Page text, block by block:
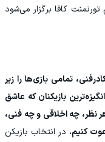
کافا برگزار می‌شود
تمامی بازی‌ها را زیر
بازیکنان که عاشق
چه اخلاقی و چه فنی،
کنیم. در انتخاب بازیکن